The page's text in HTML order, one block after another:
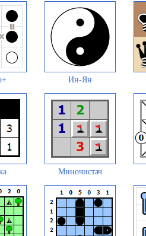
Ин-Ян
Миночистач